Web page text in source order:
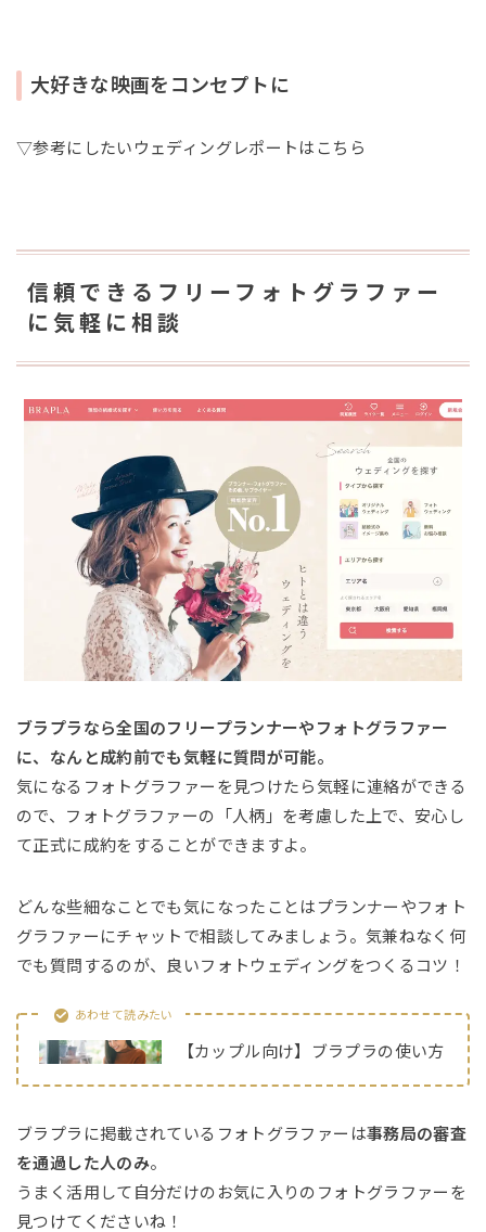
大好きな映画をコンセプトに
▽参考にしたいウェディングレポートはこちら
信頼できるフリーフォトグラファー
に気軽に相談
ブラプラなら全国のフリープランナーやフォトグラファー
に、なんと成約前でも気軽に質問が可能。
気になるフォトグラファーを見つけたら気軽に連絡ができる
ので、フォトグラファーの「人柄」を考慮した上で、安心し
て正式に成約をすることができますよ。
どんな些細なことでも気になったことはプランナーやフォト
グラファーにチャットで相談してみましょう。気兼ねなく何
でも質問するのが、良いフォトウェディングをつくるコツ！
あわせて読みたい
【カップル向け】ブラプラの使い方
ブラプラに掲載されているフォトグラファーは事務局の審査
を通過した人のみ。
うまく活用して自分だけのお気に入りのフォトグラファーを
見つけてくださいね！